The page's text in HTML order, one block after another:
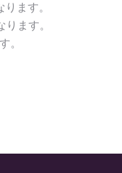
ます。
ます。
。